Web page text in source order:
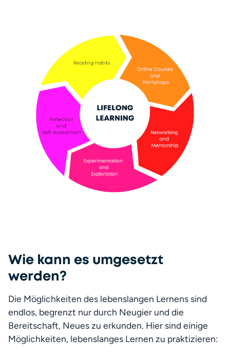
Wie kann es umgesetzt
werden?
Die Möglichkeiten des lebenslangen Lernens sind
endlos, begrenzt nur durch Neugier und die
Bereitschaft, Neues zu erkunden. Hier sind einige
Möglichkeiten, lebenslanges Lernen zu praktizieren: